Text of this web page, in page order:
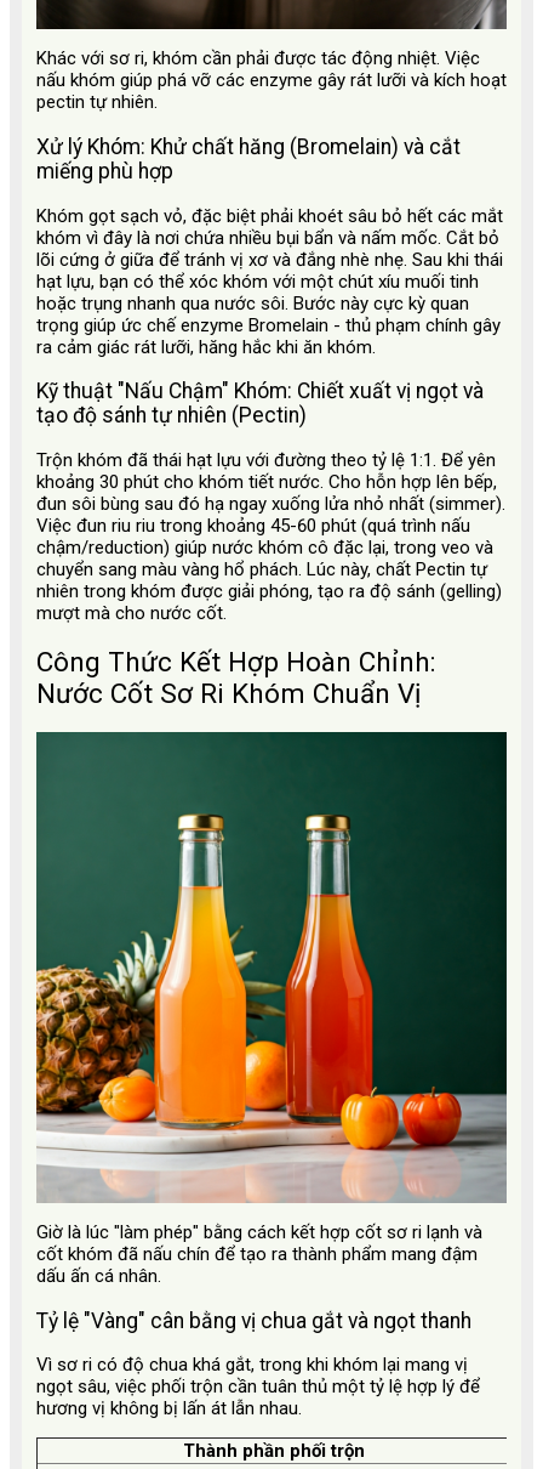
Khác với sơ ri, khóm cần phải được tác động nhiệt. Việc
nấu khóm giúp phá vỡ các enzyme gây rát lưỡi và kích hoạt
pectin tự nhiên.
Xử lý Khóm: Khử chất hăng (Bromelain) và cắt
miếng phù hợp
Khóm gọt sạch vỏ, đặc biệt phải khoét sâu bỏ hết các mắt
khóm vì đây là nơi chứa nhiều bụi bẩn và nấm mốc. Cắt bỏ
lõi cứng ở giữa để tránh vị xơ và đắng nhè nhẹ. Sau khi thái
hạt lựu, bạn có thể xóc khóm với một chút xíu muối tinh
hoặc trụng nhanh qua nước sôi. Bước này cực kỳ quan
trọng giúp ức chế enzyme Bromelain - thủ phạm chính gây
ra cảm giác rát lưỡi, hăng hắc khi ăn khóm.
Kỹ thuật "Nấu Chậm" Khóm: Chiết xuất vị ngọt và
tạo độ sánh tự nhiên (Pectin)
Trộn khóm đã thái hạt lựu với đường theo tỷ lệ 1:1. Để yên
khoảng 30 phút cho khóm tiết nước. Cho hỗn hợp lên bếp,
đun sôi bùng sau đó hạ ngay xuống lửa nhỏ nhất (simmer).
Việc đun riu riu trong khoảng 45-60 phút (quá trình nấu
chậm/reduction) giúp nước khóm cô đặc lại, trong veo và
chuyển sang màu vàng hổ phách. Lúc này, chất Pectin tự
nhiên trong khóm được giải phóng, tạo ra độ sánh (gelling)
mượt mà cho nước cốt.
Công Thức Kết Hợp Hoàn Chỉnh:
Nước Cốt Sơ Ri Khóm Chuẩn Vị
Giờ là lúc "làm phép" bằng cách kết hợp cốt sơ ri lạnh và
cốt khóm đã nấu chín để tạo ra thành phẩm mang đậm
dấu ấn cá nhân.
Tỷ lệ "Vàng" cân bằng vị chua gắt và ngọt thanh
Vì sơ ri có độ chua khá gắt, trong khi khóm lại mang vị
ngọt sâu, việc phối trộn cần tuân thủ một tỷ lệ hợp lý để
hương vị không bị lấn át lẫn nhau.
Thành phần phối trộn